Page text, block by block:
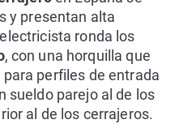
y presentan alta
ronda los
, con una horquilla que
para perfiles de entrada
sueldo parejo al de los
al de los cerrajeros.